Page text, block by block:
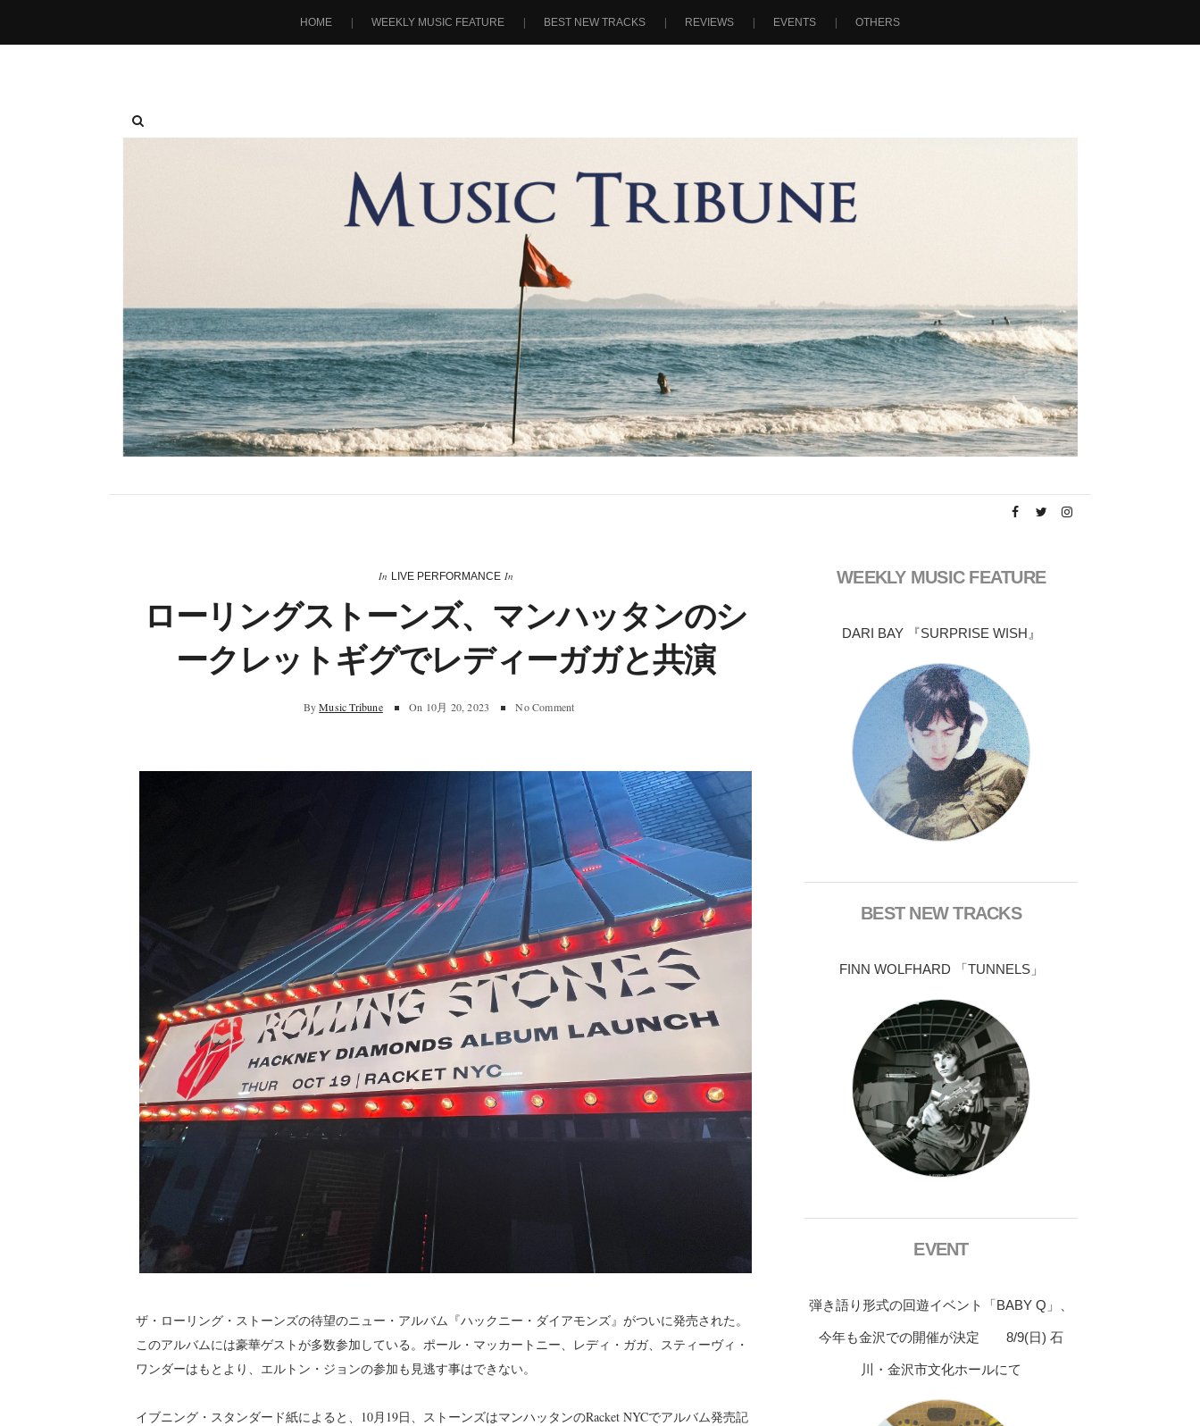
HOME WEEKLY MUSIC FEATURE BEST NEW TRACKS REVIEWS EVENTS OTHERS
In LIVE PERFORMANCE In
ローリングストーンズ、マンハッタンのシ
ークレットギグでレディーガガと共演
By Music Tribune On 10月 20, 2023 No Comment
ザ・ローリング・ストーンズの待望のニュー・アルバム『ハックニー・ダイアモンズ』がついに発売された。
このアルバムには豪華ゲストが多数参加している。ポール・マッカートニー、レディ・ガガ、スティーヴィ・
ワンダーはもとより、エルトン・ジョンの参加も見逃す事はできない。
イブニング・スタンダード紙によると、10月19日、ストーンズはマンハッタンのRacket NYCでアルバム発売記
WEEKLY MUSIC FEATURE
DARI BAY 『SURPRISE WISH』
BEST NEW TRACKS
FINN WOLFHARD 「TUNNELS」
EVENT
弾き語り形式の回遊イベント「BABY Q」、
今年も金沢での開催が決定 8/9(日) 石
川・金沢市文化ホールにて